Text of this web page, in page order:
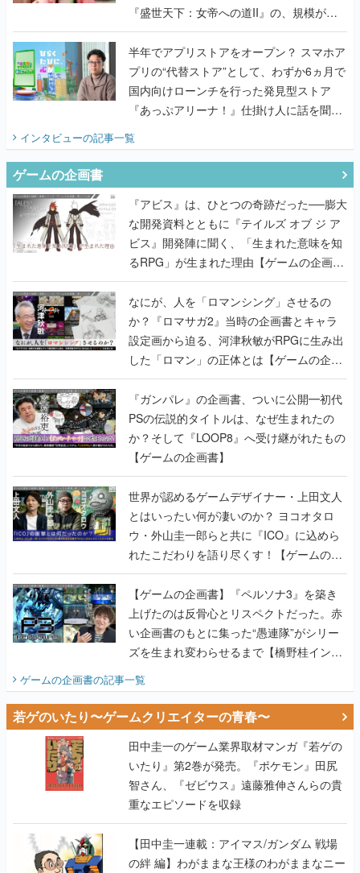
『盛世天下：女帝への道II』の、規模が違
うこだわりをプロデューサーに聞いた
半年でアプリストアをオープン？ スマホア
プリの“代替ストア”として、わずか6ヵ月で
国内向けローンチを行った発見型ストア
『あっぷアリーナ！』仕掛け人に話を聞い
てみた
インタビューの記事一覧
ゲームの企画書
『アビス』は、ひとつの奇跡だった──膨大
な開発資料とともに『テイルズ オブ ジ ア
ビス』開発陣に聞く、「生まれた意味を知
るRPG」が生まれた理由【ゲームの企画
書】
なにが、人を「ロマンシング」させるの
か？『ロマサガ2』当時の企画書とキャラ
設定画から迫る、河津秋敏がRPGに生み出
した「ロマン」の正体とは【ゲームの企画
書】
『ガンパレ』の企画書、ついに公開━初代
PSの伝説的タイトルは、なぜ生まれたの
か？そして『LOOP8』へ受け継がれたもの
【ゲームの企画書】
世界が認めるゲームデザイナー・上田文人
とはいったい何が凄いのか？ ヨコオタロ
ウ・外山圭一郎らと共に『ICO』に込めら
れたこだわりを語り尽くす！【ゲームの企
画書】
【ゲームの企画書】『ペルソナ3』を築き
上げたのは反骨心とリスペクトだった。赤
い企画書のもとに集った“愚連隊”がシリー
ズを生まれ変わらせるまで【橋野桂インタ
ビュー】
ゲームの企画書の記事一覧
若ゲのいたり〜ゲームクリエイターの青春〜
田中圭一のゲーム業界取材マンガ『若ゲの
いたり』第2巻が発売。『ポケモン』田尻
智さん、『ゼビウス』遠藤雅伸さんらの貴
重なエピソードを収録
【田中圭一連載：アイマス/ガンダム 戦場
の絆 編】わがままな王様のわがままなニー